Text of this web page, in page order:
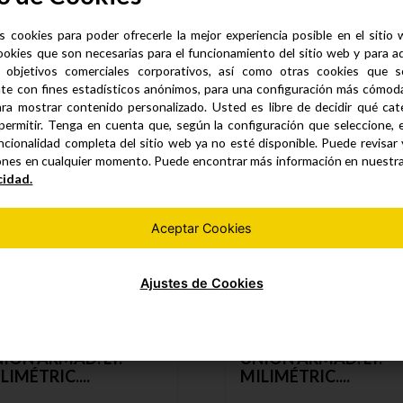
Productos similares
ARMAD. LT.
UNION ARMAD. LT.
MILIMÉTRIC....
cookies para poder ofrecerle la mejor experiencia posible en el sitio
que son necesarias para el funcionamiento del sitio web y para
objetivos comerciales corporativos, así como otras cookies que
con fines estadísticos anónimos, para una configuración más
mostrar contenido personalizado. Usted es libre de decidir qué
Tenga en cuenta que, según la configuración que seleccione,
completa del sitio web ya no esté disponible. Puede revisar
en cualquier momento. Puede encontrar más información en nuestra
Aceptar Cookies
Ajustes de Cookies